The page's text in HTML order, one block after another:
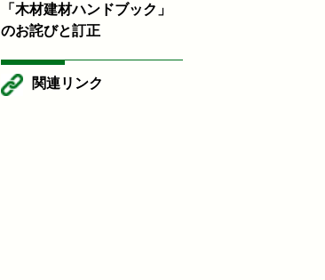
「木材建材ハンドブック」
のお詫びと訂正
関連リンク